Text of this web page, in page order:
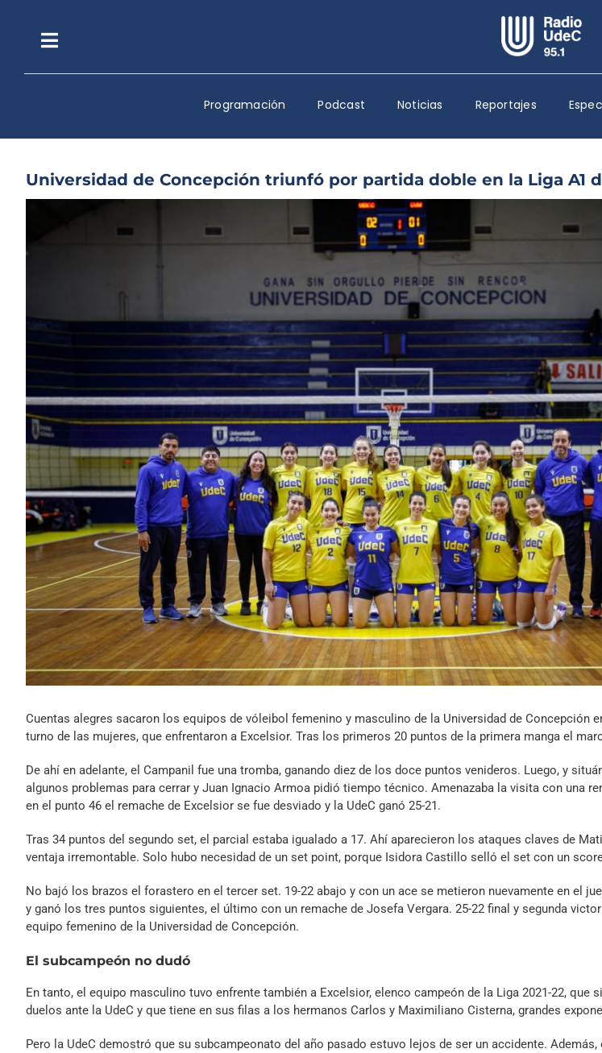
contenidoToggle
Navigation
Escuchar Radio UdeC
Quiénes Somos
Programación
Podcast
Reportajes
Columnas
Música Clásica
Especiales
Archivo Sonoro
Programación Podcast Noticias Reportajes
Universidad de Concepción triunfó por partida doble en la Liga A1
Cuentas alegres sacaron los equipos de vóleibol femenino y masculino de la Universidad de Concepción
turno de las mujeres, que enfrentaron a Excelsior. Tras los primeros 20 puntos de la primera manga el
De ahí en adelante, el Campanil fue una tromba, ganando diez de los doce puntos venideros. Luego, y
algunos problemas para cerrar y Juan Ignacio Armoa pidió tiempo técnico. Amenazaba la visita con una
en el punto 46 el remache de Excelsior se fue desviado y la UdeC ganó 25-21.
Tras 34 puntos del segundo set, el parcial estaba igualado a 17. Ahí aparecieron los ataques claves de
ventaja irremontable. Solo hubo necesidad de un set point, porque Isidora Castillo selló el set con un
No bajó los brazos el forastero en el tercer set. 19-22 abajo y con un ace se metieron nuevamente en el
y ganó los tres puntos siguientes, el último con un remache de Josefa Vergara. 25-22 final y segunda
equipo femenino de la Universidad de Concepción.
El subcampeón no dudó
En tanto, el equipo masculino tuvo enfrente también a Excelsior, elenco campeón de la Liga 2021-22, que
duelos ante la UdeC y que tiene en sus filas a los hermanos Carlos y Maximiliano Cisterna, grandes
Pero la UdeC demostró que su subcampeonato del año pasado estuvo lejos de ser un accidente.